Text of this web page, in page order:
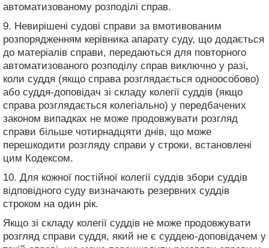
автоматизованому розподілі справ.
9. Невирішені судові справи за вмотивованим
розпорядженням керівника апарату суду, що додається
до матеріалів справи, передаються для повторного
автоматизованого розподілу справ виключно у разі,
коли суддя (якщо справа розглядається одноособово)
або суддя-доповідач зі складу колегії суддів (якщо
справа розглядається колегіально) у передбачених
законом випадках не може продовжувати розгляд
справи більше чотирнадцяти днів, що може
перешкодити розгляду справи у строки, встановлені
цим Кодексом.
10. Для кожної постійної колегії суддів збори суддів
відповідного суду визначають резервних суддів
строком на один рік.
Якщо зі складу колегії суддів не може продовжувати
розгляд справи суддя, який не є суддею-доповідачем у